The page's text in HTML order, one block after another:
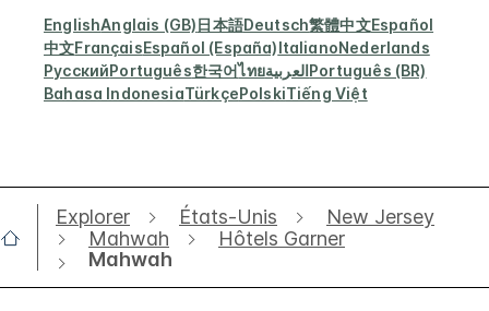
EnglishAnglais (GB)日本語Deutsch繁體中文Español
中文FrançaisEspañol (España)ItalianoNederlands
РусскийPortuguês한국어ไทยالعربيةPortuguês (BR)
Bahasa IndonesiaTürkçePolskiTiếng Việt
Explorer États-Unis
New Jersey
Mahwah
Hôtels Garner
Mahwah